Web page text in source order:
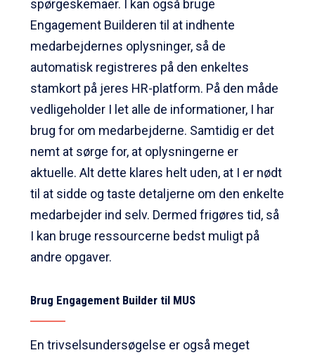
spørgeskemaer. I kan også bruge
Engagement Builderen til at indhente
medarbejdernes oplysninger, så de
automatisk registreres på den enkeltes
stamkort på jeres HR-platform. På den måde
vedligeholder I let alle de informationer, I har
brug for om medarbejderne. Samtidig er det
nemt at sørge for, at oplysningerne er
aktuelle. Alt dette klares helt uden, at I er nødt
til at sidde og taste detaljerne om den enkelte
medarbejder ind selv. Dermed frigøres tid, så
I kan bruge ressourcerne bedst muligt på
andre opgaver.
Brug Engagement Builder til MUS
En trivselsundersøgelse er også meget